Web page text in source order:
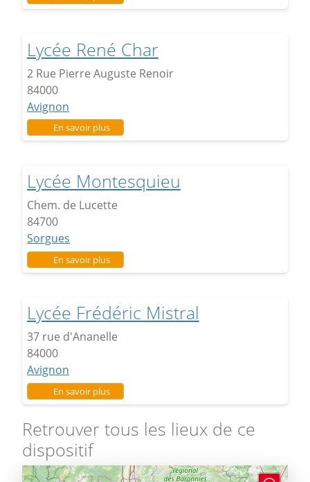
Lycée René Char
2 Rue Pierre Auguste Renoir
84000
Avignon
En savoir plussur Lycée René Char
Lycée Montesquieu
Chem. de Lucette
84700
Sorgues
En savoir plussur Lycée Montesquieu
Lycée Frédéric Mistral
37 rue d'Ananelle
84000
Avignon
En savoir plussur Lycée Frédéric Mistral
Retrouver tous les lieux de ce
dispositif